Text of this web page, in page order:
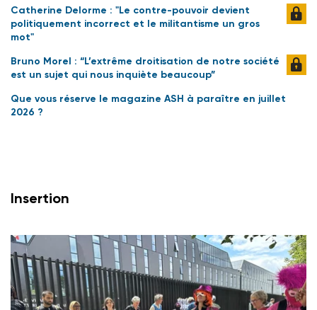
Catherine Delorme : "Le contre-pouvoir devient
politiquement incorrect et le militantisme un gros
mot"
Bruno Morel : “L’extrême droitisation de notre société
est un sujet qui nous inquiète beaucoup”
Que vous réserve le magazine ASH à paraître en juillet
2026 ?
Insertion